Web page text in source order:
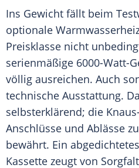
Ins Gewicht fällt beim
optionale
Preisklasse nicht
serienmäßige 6000-Watt-
völlig ausreichen. Auch
technische Ausstattung.
selbsterklärend; die
Anschlüsse und Ablässe
bewährt. Ein
Kassette zeugt von